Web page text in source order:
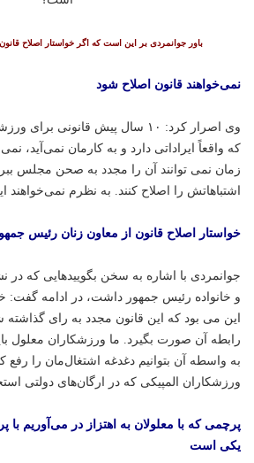
باور جوانمردی بر این است که اگر خواستار اصلاح
نمی‌خواهند قانون اصلاح شود
وی اصرار کرد: ۱۰ سال پیش قانونی
که واقعاً ایراداتی دارد و به کارمان نمی‌آید،
زمان نمی توانند آن را مجدد به صحن مجلس
اشتباهاتش را اصلاح کنند. به نظرم نمی‌خواهند
خواستار اصلاح قانون از معاون زنان رئیس
جوانمردی با اشاره به سخن بگویید‌هایی که در
و خانواده رئیس جمهور داشت، در ادامه گفت:
این می بود که این قانون مجدد به رای گذاشته
رابطه آن صورت بگیرد. ما ورزشکاران معلول
به واسطه آن بتوانیم دغدغه اشتغال‌مان را رفع
ورزشکاران المپیکی که در ارگان‌های دولتی
پرچمی که با معلولان به اهتزاز در می‌آوریم با
یکی است